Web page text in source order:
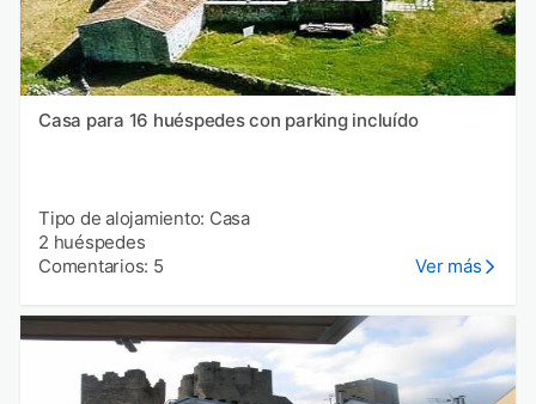
Casa para 16 huéspedes con parking incluído
Tipo de alojamiento: Casa
2 huéspedes
Comentarios: 5
Ver más